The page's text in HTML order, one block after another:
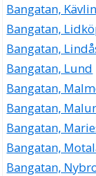
Bangatan,
Bangatan,
Bangatan,
Bangatan, Lund
Bangatan,
Bangatan,
Bangatan,
Bangatan,
Bangatan,